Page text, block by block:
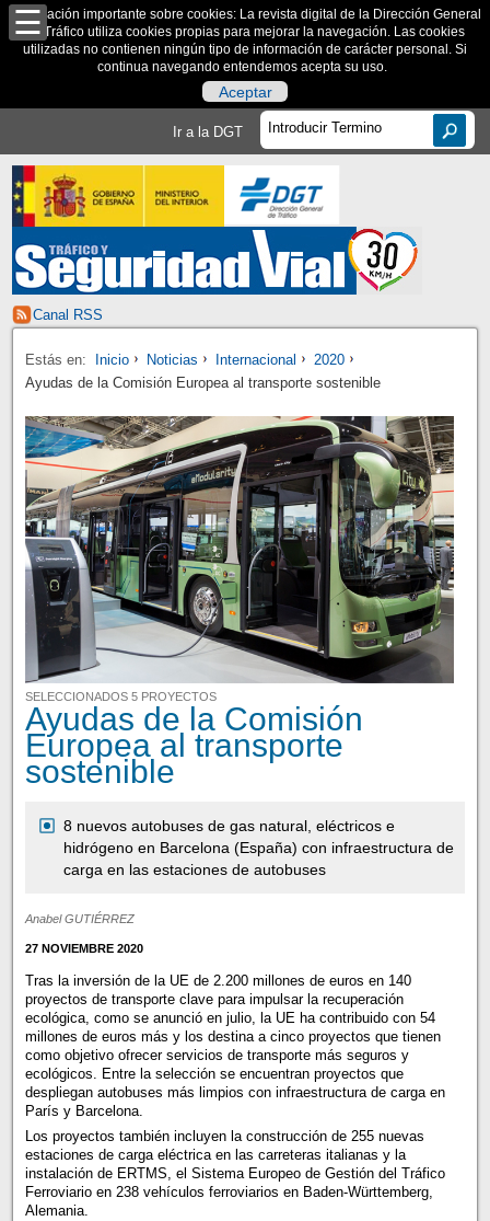
Información importante sobre cookies: La revista digital de la Dirección General
de Tráfico utiliza cookies propias para mejorar la navegación. Las cookies
utilizadas no contienen ningún tipo de información de carácter personal. Si
continua navegando entendemos acepta su uso.
Aceptar
Ir a la DGT
Canal RSS
Estás en: Inicio Noticias Internacional
2020
Ayudas de la Comisión Europea al transporte sostenible
SELECCIONADOS 5 PROYECTOS
Ayudas de la Comisión
Europea al transporte
sostenible
8 nuevos autobuses de gas natural, eléctricos e
hidrógeno en Barcelona (España) con infraestructura de
carga en las estaciones de autobuses
Anabel GUTIÉRREZ
27 NOVIEMBRE 2020
Tras la inversión de la UE de 2.200 millones de euros en 140
proyectos de transporte clave para impulsar la recuperación
ecológica, como se anunció en julio, la UE ha contribuido con 54
millones de euros más y los destina a cinco proyectos que tienen
como objetivo ofrecer servicios de transporte más seguros y
ecológicos. Entre la selección se encuentran proyectos que
despliegan autobuses más limpios con infraestructura de carga en
París y Barcelona.
Los proyectos también incluyen la construcción de 255 nuevas
estaciones de carga eléctrica en las carreteras italianas y la
instalación de ERTMS, el Sistema Europeo de Gestión del Tráfico
Ferroviario en 238 vehículos ferroviarios en Baden-Württemberg,
Alemania.